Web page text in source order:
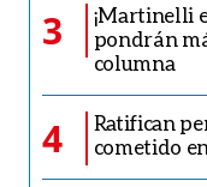
3
¡Martinelli
pondrán
columna
4
Ratifican
cometido